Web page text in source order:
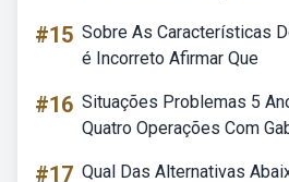
#15 Sobre As Características
é Incorreto Afirmar Que
#16 Situações Problemas 5
Quatro Operações Com
#17 Qual Das Alternativas